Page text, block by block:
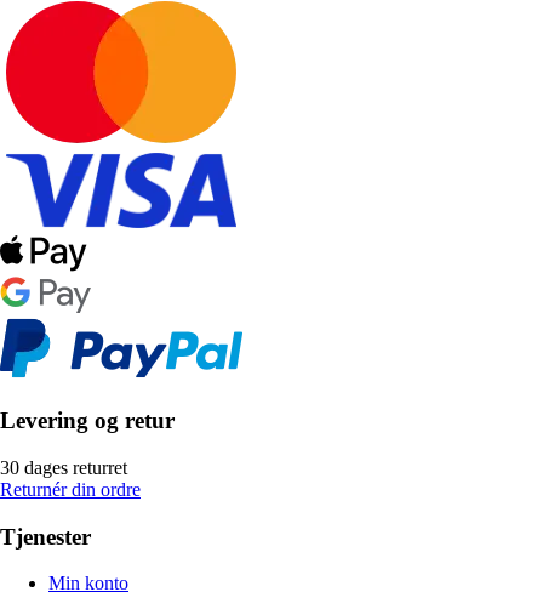
Levering og retur
30 dages returret
Returnér din ordre
Tjenester
Min konto